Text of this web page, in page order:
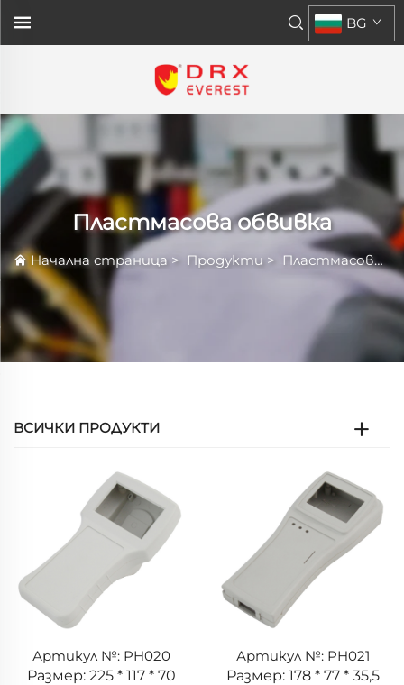
BG
Пластмасова обвивка
Начална страница> Продукти> Пластмасова обвивка
ВСИЧКИ ПРОДУКТИ
Артикул №: PH020
Размер: 225 * 117 * 70
Артикул №: PH021
Размер: 178 * 77 * 35,5